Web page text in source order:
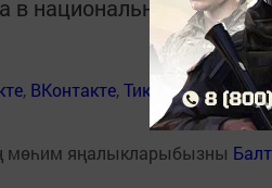
в национальном
, ВКонтакте,ТикТок,Ютуб,
яңалыкларыбызны